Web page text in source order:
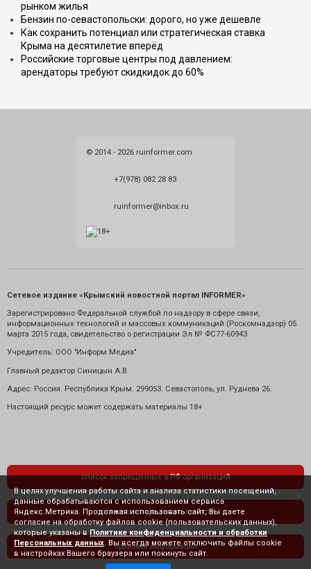
рынком жилья
Бензин по-севастопольски: дорого, но уже дешевле
Как сохранить потенциал или стратегическая ставка
Крыма на десятилетие вперёд
Российские торговые центры под давлением:
арендаторы требуют скидкидок до 60%
© 2014 - 2026 ruinformer.com
+7(978) 082 28 83
ruinformer@inbox.ru
Сетевое издание «Крымский новостной портал INFORMER»
Зарегистрировано Федеральной службой по надзору в сфере связи,
информационных технологий и массовых коммуникаций (Роскомнадзор) 05
марта 2015 года, свидетельство о регистрации Эл № ФС77-60943.
Учредитель: ООО "Информ Медиа"
Главный редактор Синицын А.В.
Адрес: Россия. Республика Крым. 299053. Севастополь, ул. Руднева 26.
Настоящий ресурс может содержать материалы 18+
список запрещенных в РФ организаций
политика конфиденциальности
правовая информация
В целях улучшения работы сайта и анализа статистики посещений,
данные обрабатываются с использованием сервиса
Яндекс.Метрика. Продолжая использовать сайт, Вы даете
согласие на обработку файлов cookie (пользовательских данных),
которые указаны в Политике конфиденциальности и обработки
Персональных данных . Вы всегда можете отключить файлы cookie
в настройках Вашего браузера или покинуть сайт.